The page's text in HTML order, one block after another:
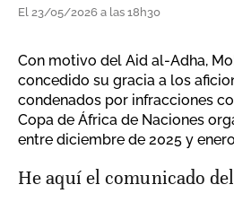
El 23/05/2026 a las 18h30
Con motivo del Aid al-Adha,
concedido su gracia a los
condenados por infracciones
Copa de África de Naciones
entre diciembre de 2025 y
He aquí el comunicado